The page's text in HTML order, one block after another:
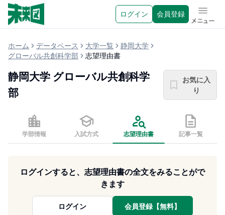
ログイン 会員登録 メニュ
ホーム データベース 大学一覧
静岡大学
グローバル共創科学部
志望理由書
静岡大学 グローバル共創科学
部
お気に入
り
学部情報 入試方式 志望理由書 記事一覧
ログインすると、志望理由書の全文をみることがで
きます
ログイン 会員登録【無料】